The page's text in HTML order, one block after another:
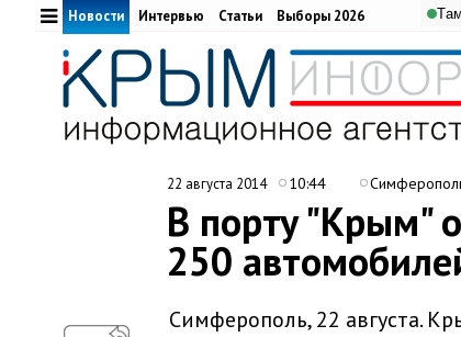
Новости Интервью Статьи Выборы 2026
22 августа 2014 10:44
В порту "Крым"
250
Симферополь, 22 августа.